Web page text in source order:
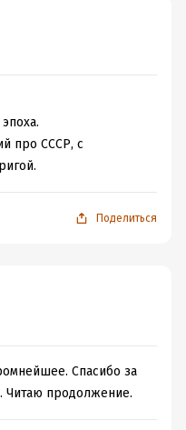
про СССР, с
Поделиться
Спасибо за
Читаю продолжение.